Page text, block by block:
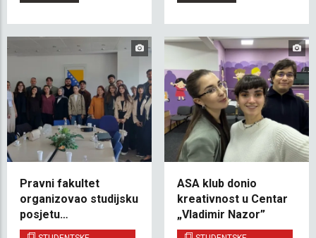
Pravni fakultet
organizovao studijsku
posjetu
Konkurencijskom
ASA klub donio
kreativnost u Centar
„Vladimir Nazor”